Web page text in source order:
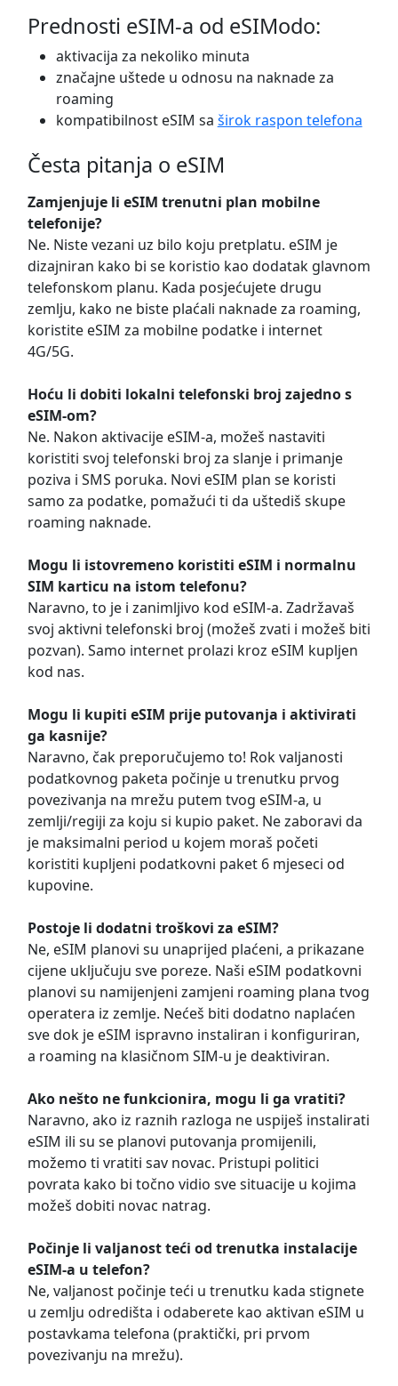
Prednosti eSIM-a od eSIModo:
aktivacija za nekoliko minuta
značajne uštede u odnosu na naknade za
roaming
kompatibilnost eSIM sa širok raspon telefona
Česta pitanja o eSIM
Zamjenjuje li eSIM trenutni plan mobilne
telefonije?
Ne. Niste vezani uz bilo koju pretplatu. eSIM je
dizajniran kako bi se koristio kao dodatak glavnom
telefonskom planu. Kada posjećujete drugu
zemlju, kako ne biste plaćali naknade za roaming,
koristite eSIM za mobilne podatke i internet
4G/5G.
Hoću li dobiti lokalni telefonski broj zajedno s
eSIM-om?
Ne. Nakon aktivacije eSIM-a, možeš nastaviti
koristiti svoj telefonski broj za slanje i primanje
poziva i SMS poruka. Novi eSIM plan se koristi
samo za podatke, pomažući ti da uštediš skupe
roaming naknade.
Mogu li istovremeno koristiti eSIM i normalnu
SIM karticu na istom telefonu?
Naravno, to je i zanimljivo kod eSIM-a. Zadržavaš
svoj aktivni telefonski broj (možeš zvati i možeš biti
pozvan). Samo internet prolazi kroz eSIM kupljen
kod nas.
Mogu li kupiti eSIM prije putovanja i aktivirati
ga kasnije?
Naravno, čak preporučujemo to! Rok valjanosti
podatkovnog paketa počinje u trenutku prvog
povezivanja na mrežu putem tvog eSIM-a, u
zemlji/regiji za koju si kupio paket. Ne zaboravi da
je maksimalni period u kojem moraš početi
koristiti kupljeni podatkovni paket 6 mjeseci od
kupovine.
Postoje li dodatni troškovi za eSIM?
Ne, eSIM planovi su unaprijed plaćeni, a prikazane
cijene uključuju sve poreze. Naši eSIM podatkovni
planovi su namijenjeni zamjeni roaming plana tvog
operatera iz zemlje. Nećeš biti dodatno naplaćen
sve dok je eSIM ispravno instaliran i konfiguriran,
a roaming na klasičnom SIM-u je deaktiviran.
Ako nešto ne funkcionira, mogu li ga vratiti?
Naravno, ako iz raznih razloga ne uspiješ instalirati
eSIM ili su se planovi putovanja promijenili,
možemo ti vratiti sav novac. Pristupi politici
povrata kako bi točno vidio sve situacije u kojima
možeš dobiti novac natrag.
Počinje li valjanost teći od trenutka instalacije
eSIM-a u telefon?
Ne, valjanost počinje teći u trenutku kada stignete
u zemlju odredišta i odaberete kao aktivan eSIM u
postavkama telefona (praktički, pri prvom
povezivanju na mrežu).